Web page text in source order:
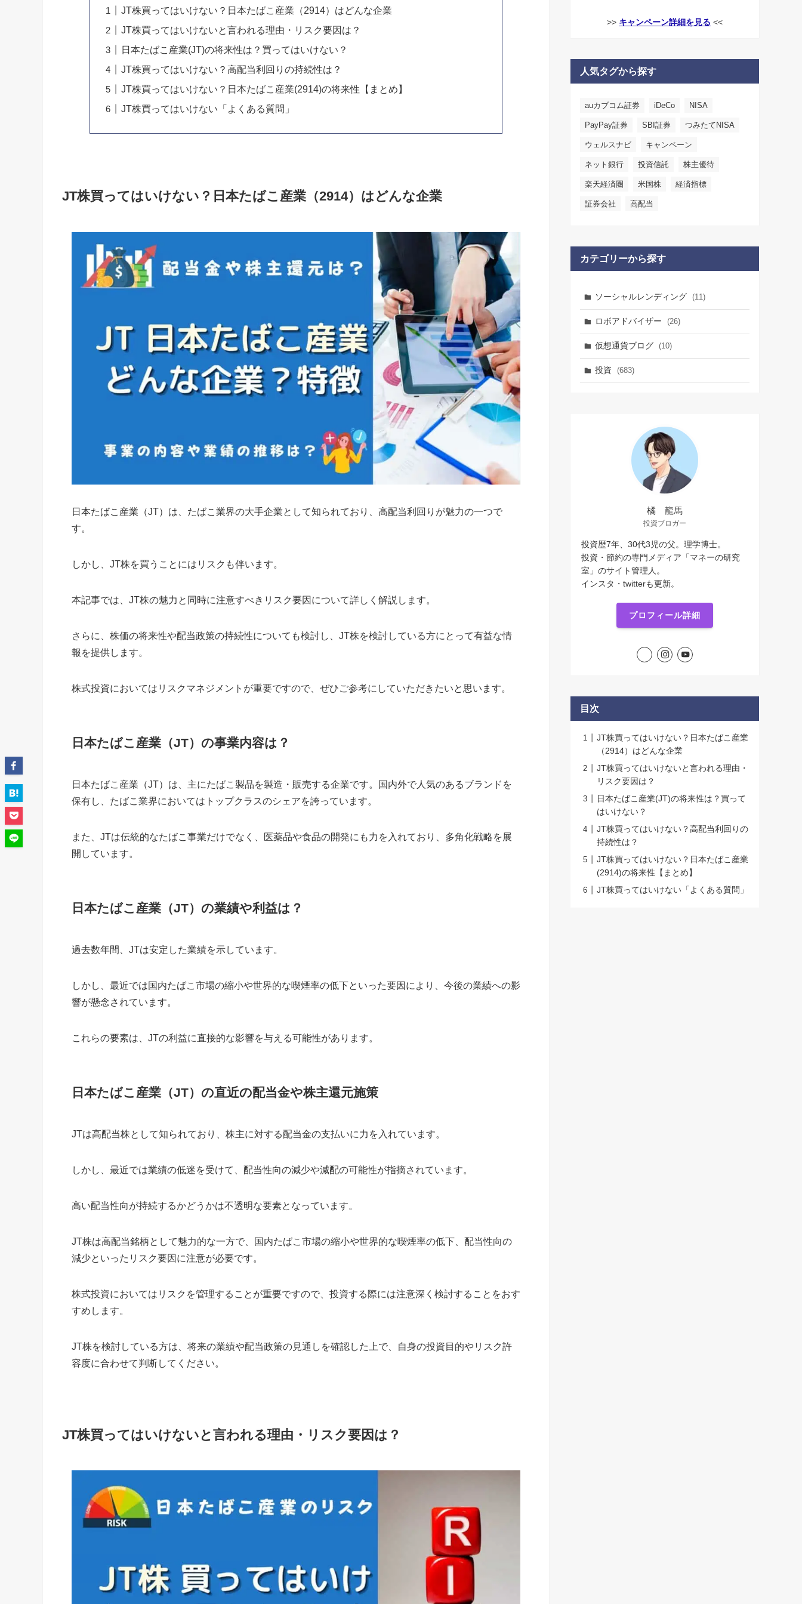
JT株買ってはいけない？日本たばこ産業（2914）はどんな企業
JT株買ってはいけないと言われる理由・リスク要因は？
日本たばこ産業(JT)の将来性は？買ってはいけない？
JT株買ってはいけない？高配当利回りの持続性は？
JT株買ってはいけない？日本たばこ産業(2914)の将来性【まとめ】
JT株買ってはいけない「よくある質問」
JT株買ってはいけない？日本たばこ産業（2914）はどんな企業
日本たばこ産業（JT）は、たばこ業界の大手企業として知られており、高配当利回りが魅力の一つで
す。
しかし、JT株を買うことにはリスクも伴います。
本記事では、JT株の魅力と同時に注意すべきリスク要因について詳しく解説します。
さらに、株価の将来性や配当政策の持続性についても検討し、JT株を検討している方にとって有益な情
報を提供します。
株式投資においてはリスクマネジメントが重要ですので、ぜひご参考にしていただきたいと思います。
日本たばこ産業（JT）の事業内容は？
日本たばこ産業（JT）は、主にたばこ製品を製造・販売する企業です。国内外で人気のあるブランドを
保有し、たばこ業界においてはトップクラスのシェアを誇っています。
また、JTは伝統的なたばこ事業だけでなく、医薬品や食品の開発にも力を入れており、多角化戦略を展
開しています。
日本たばこ産業（JT）の業績や利益は？
過去数年間、JTは安定した業績を示しています。
しかし、最近では国内たばこ市場の縮小や世界的な喫煙率の低下といった要因により、今後の業績への影
響が懸念されています。
これらの要素は、JTの利益に直接的な影響を与える可能性があります。
日本たばこ産業（JT）の直近の配当金や株主還元施策
JTは高配当株として知られており、株主に対する配当金の支払いに力を入れています。
しかし、最近では業績の低迷を受けて、配当性向の減少や減配の可能性が指摘されています。
高い配当性向が持続するかどうかは不透明な要素となっています。
JT株は高配当銘柄として魅力的な一方で、国内たばこ市場の縮小や世界的な喫煙率の低下、配当性向の
減少といったリスク要因に注意が必要です。
株式投資においてはリスクを管理することが重要ですので、投資する際には注意深く検討することをおす
すめします。
JT株を検討している方は、将来の業績や配当政策の見通しを確認した上で、自身の投資目的やリスク許
容度に合わせて判断してください。
JT株買ってはいけないと言われる理由・リスク要因は？
>> キャンペーン詳細を見る <<
人気タグから探す
auカブコム証券 iDeCo NISA
PayPay証券 SBI証券 つみたてNISA
ウェルスナビ キャンペーン
ネット銀行 投資信託 株主優待
楽天経済圏 米国株 経済指標
証券会社 高配当
カテゴリーから探す
ソーシャルレンディング (11)
ロボアドバイザー (26)
仮想通貨ブログ (10)
投資 (683)
橘 龍馬
投資ブロガー
投資歴7年、30代3児の父。理学博士。
投資・節約の専門メディア「マネーの研究
室」のサイト管理人。
インスタ・twitterも更新。
プロフィール詳細
目次
JT株買ってはいけない？日本たばこ産業
（2914）はどんな企業
JT株買ってはいけないと言われる理由・
リスク要因は？
日本たばこ産業(JT)の将来性は？買って
はいけない？
JT株買ってはいけない？高配当利回りの
持続性は？
JT株買ってはいけない？日本たばこ産業
(2914)の将来性【まとめ】
JT株買ってはいけない「よくある質問」